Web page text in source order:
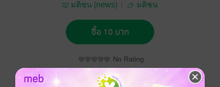
มติชน (news) มติชน
ซื้อ 10 บาท
No Rating